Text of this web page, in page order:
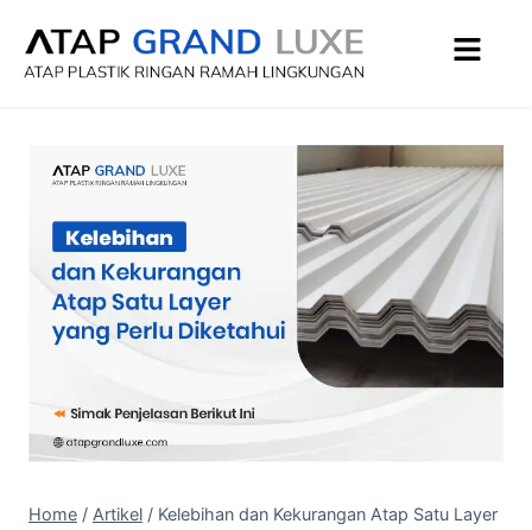
Home / Artikel / Kelebihan dan Kekurangan Atap Satu Layer